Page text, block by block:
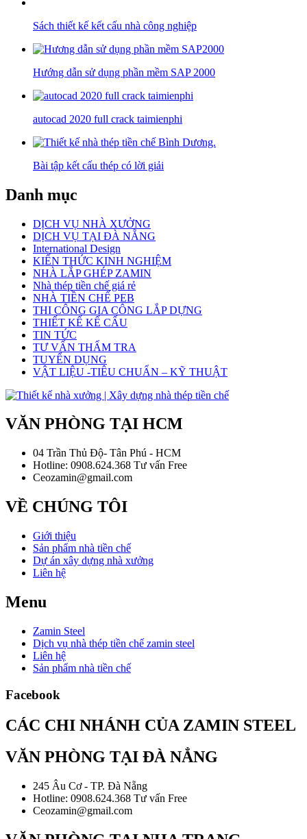
Sách thiết kế kết cấu nhà công nghiệp
Hướng dẫn sử dụng phần mềm SAP 2000
autocad 2020 full crack taimienphi
Bài tập kết cấu thép có lời giải
Danh mục
DỊCH VỤ NHÀ XƯỞNG
DỊCH VỤ TẠI ĐÀ NẴNG
International Design
KIẾN THỨC KINH NGHIỆM
NHÀ LẮP GHÉP ZAMIN
Nhà thép tiền chế giá rẻ
NHÀ TIỀN CHẾ PEB
THI CÔNG GIA CÔNG LẮP DỰNG
THIẾT KẾ KẾ CẤU
TIN TỨC
TƯ VẤN THẨM TRA
TUYỂN DỤNG
VẬT LIỆU -TIÊU CHUẨN – KỸ THUẬT
VĂN PHÒNG TẠI HCM
04 Trần Thủ Độ- Tân Phú - HCM
Hotline: 0908.624.368 Tư vấn Free
Ceozamin@gmail.com
VỀ CHÚNG TÔI
Giới thiệu
Sản phẩm nhà tiền chế
Dự án xây dựng nhà xưởng
Liên hệ
Menu
Zamin Steel
Dịch vụ nhà thép tiền chế zamin steel
Liên hệ
Sản phẩm nhà tiền chế
Facebook
CÁC CHI NHÁNH CỦA ZAMIN STEEL
VĂN PHÒNG TẠI ĐÀ NẲNG
245 Âu Cơ - TP. Đà Nẵng
Hotline: 0908.624.368 Tư vấn Free
Ceozamin@gmail.com